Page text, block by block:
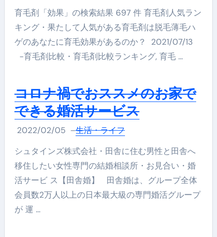
育毛剤「効果」の検索結果 697 件 育毛剤人気ラン
キング・果たして人気がある育毛剤は脱毛薄毛ハ
ゲのあなたに育毛効果があるのか？ 2021/07/13
-育毛剤比較・育毛剤比較ランキング, 育毛 …
コロナ禍でおススメのお家で
できる婚活サービス
2022/02/05 –生活・ライフ
シュタインズ株式会社・田舎に住む男性と田舎へ
移住したい女性専門の結婚相談所・お見合い・婚
活サービ ス【田舎婚】 田舎婚は、グループ全体
会員数2万人以上の日本最大級の専門婚活グループ
が 運 …